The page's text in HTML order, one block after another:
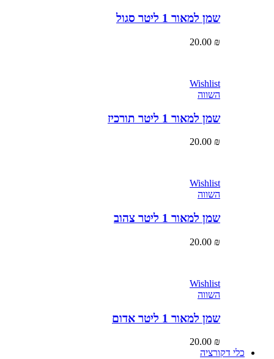
שמן למאור 1 ליטר סגול
20.00
Wishlist
שמן למאור 1 ליטר תורכיז
20.00
Wishlist
שמן למאור 1 ליטר צהוב
20.00
Wishlist
שמן למאור 1 ליטר אדום
20.00
כלי דקורציה